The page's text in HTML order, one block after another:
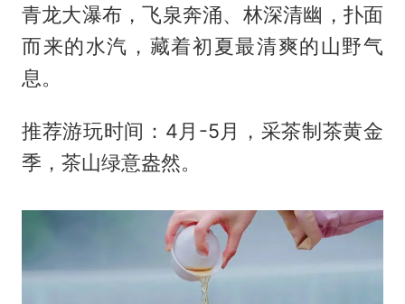
青龙大瀑布，飞泉奔涌、林深清幽，扑面
而来的水汽，藏着初夏最清爽的山野气
息。
推荐游玩时间：4月-5月，采茶制茶黄金
季，茶山绿意盎然。